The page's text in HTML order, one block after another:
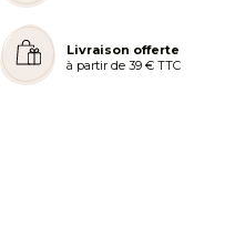
Livraison offerte
à partir de 39 € TTC